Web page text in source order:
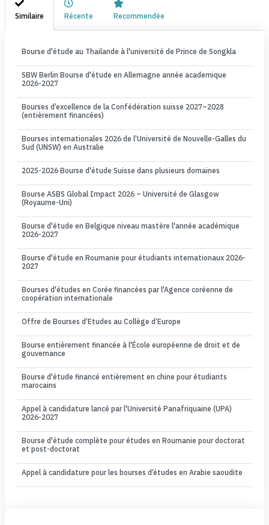
Similaire Récente Recommendée
Bourse d'étude au Thailande à l'université de Prince de Songkla
SBW Berlin Bourse d'étude en Allemagne année academique
2026-2027
Bourses d’excellence de la Confédération suisse 2027–2028
(entièrement financées)
Bourses internationales 2026 de l’Université de Nouvelle-Galles du
Sud (UNSW) en Australie
2025-2026 Bourse d'étude Suisse dans plusieurs domaines
Bourse ASBS Global Impact 2026 – Université de Glasgow
(Royaume-Uni)
Bourse d'étude en Belgique niveau mastère l'année académique
2026-2027
Bourse d'étude en Roumanie pour étudiants internationaux 2026-
2027
Bourses d'études en Corée financées par l'Agence coréenne de
coopération internationale
Offre de Bourses d’Etudes au Collège d’Europe
Bourse entièrement financée à l'École européenne de droit et de
gouvernance
Bourse d'étude financé entièrement en chine pour étudiants
marocains
Appel à candidature lancé par l'Université Panafriquaine (UPA)
2026-2027
Bourse d'étude complète pour études en Roumanie pour doctorat
et post-doctorat
Appel à candidature pour les bourses d’études en Arabie saoudite